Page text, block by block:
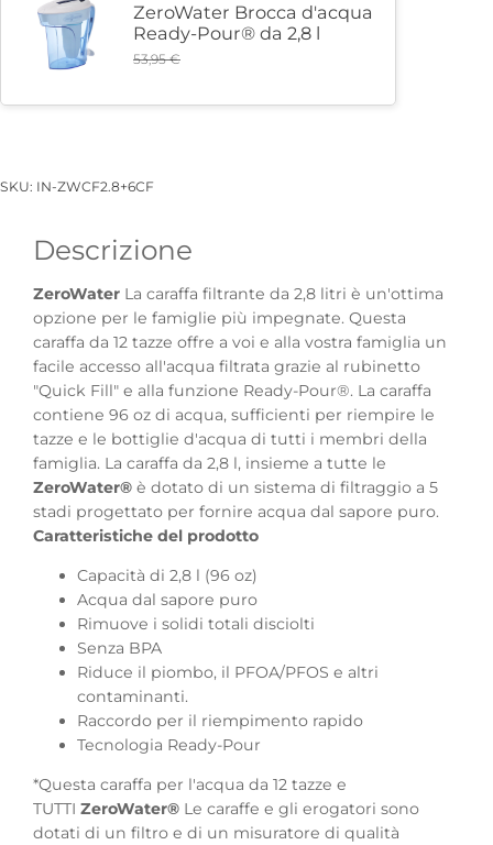
ZeroWater Brocca d'acqua
Ready-Pour® da 2,8 l
53,95€
SKU: IN-ZWCF2.8+6CF
Descrizione
ZeroWater La caraffa filtrante da 2,8 litri è un'ottima
opzione per le famiglie più impegnate. Questa
caraffa da 12 tazze offre a voi e alla vostra famiglia un
facile accesso all'acqua filtrata grazie al rubinetto
"Quick Fill" e alla funzione Ready-Pour®. La caraffa
contiene 96 oz di acqua, sufficienti per riempire le
tazze e le bottiglie d'acqua di tutti i membri della
famiglia. La caraffa da 2,8 l, insieme a tutte le
ZeroWater® è dotato di un sistema di filtraggio a 5
stadi progettato per fornire acqua dal sapore puro.
Caratteristiche del prodotto
Capacità di 2,8 l (96 oz)
Acqua dal sapore puro
Rimuove i solidi totali disciolti
Senza BPA
Riduce il piombo, il PFOA/PFOS e altri
contaminanti.
Raccordo per il riempimento rapido
Tecnologia Ready-Pour
*Questa caraffa per l'acqua da 12 tazze e
TUTTI ZeroWater® Le caraffe e gli erogatori sono
dotati di un filtro e di un misuratore di qualità